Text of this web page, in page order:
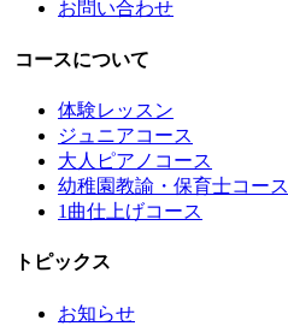
お問い合わせ
コースについて
体験レッスン
ジュニアコース
大人ピアノコース
幼稚園教諭・保育士コース
1曲仕上げコース
トピックス
お知らせ